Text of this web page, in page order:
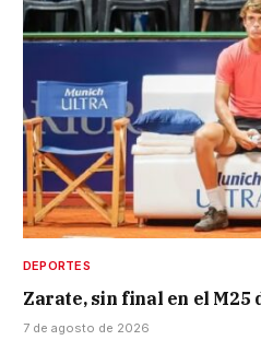
DEPORTES
Zarate, sin final en el M25
7 de agosto de 2026